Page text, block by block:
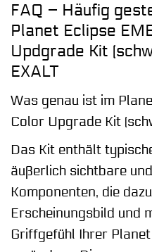
FAQ – Häufig
Planet Eclipse
Updgrade Kit
EXALT
Was genau ist im
Color Upgrade Kit
Das Kit enthält
äußerlich sichtbare
Komponenten, die
Erscheinungsbild und
Griffgefühl Ihrer